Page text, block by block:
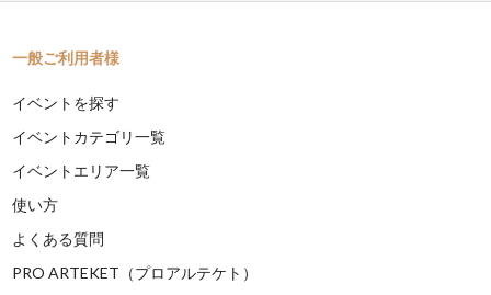
一般ご利用者様
イベントを探す
イベントカテゴリ一覧
イベントエリア一覧
使い方
よくある質問
PRO ARTEKET（プロアルテケト）